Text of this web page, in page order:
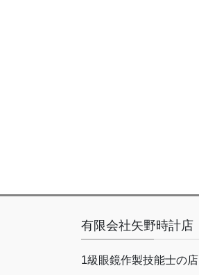
有限会社矢野時計店
1級眼鏡作製技能士の店